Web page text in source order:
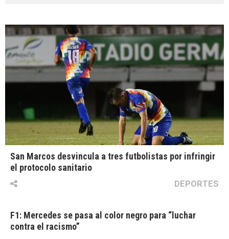
San Marcos desvincula a tres futbolistas por infringir
el protocolo sanitario
DEPORTES
F1: Mercedes se pasa al color negro para “luchar
contra el racismo”